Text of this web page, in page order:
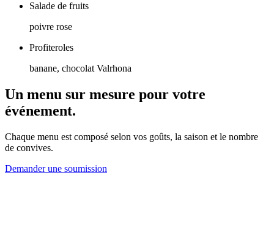
Salade de fruits
poivre rose
Profiteroles
banane, chocolat Valrhona
Un menu sur mesure pour votre
événement.
Chaque menu est composé selon vos goûts, la saison et le nombre
de convives.
Demander une soumission